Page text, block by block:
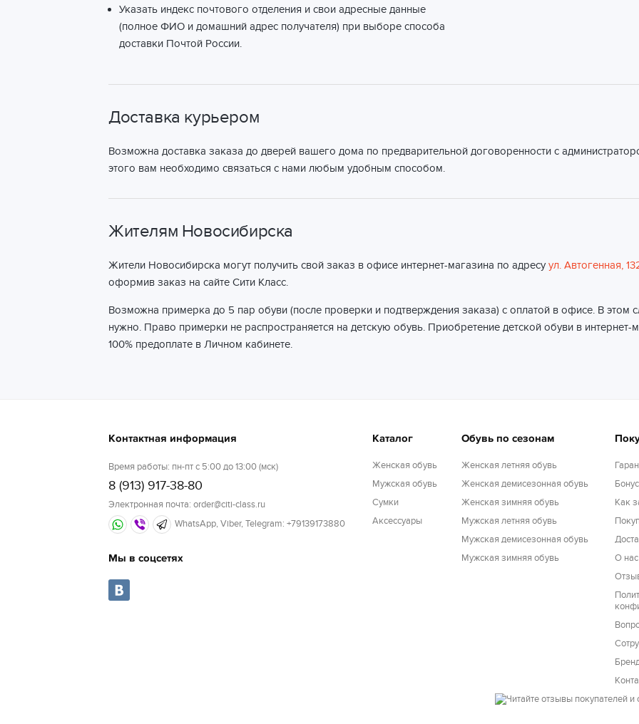
Указать индекс почтового отделения и свои адресные данные
(полное ФИО и домашний адрес получателя) при выборе способа
доставки Почтой России.
Доставка курьером
Возможна доставка заказа до дверей вашего дома по предварительной договоренности с
этого вам необходимо связаться с нами любым удобным способом.
Жителям Новосибирска
Жители Новосибирска могут получить свой заказ в офисе интернет-магазина по адресуул. Автогенная,
оформив заказ на сайте Сити Класс.
Возможна примерка до 5 пар обуви (после проверки и подтверждения заказа) с оплатой в офисе. В этом
нужно. Право примерки не распространяется на детскую обувь. Приобретение детской обуви в
100% предоплате в Личном кабинете.
Контактная информация
Время работы: пн-пт с 5:00 до 13:00 (мск)
8 (913) 917-38-80
Электронная почта: order@citi-class.ru
WhatsApp, Viber, Telegram: +79139173880
Мы в соцсетях
Каталог
Женская обувь
Мужская обувь
Cумки
Аксессуары
Обувь по сезонам
Женская летняя обувь
Женская демисезонная обувь
Женская зимняя обувь
Мужская летняя обувь
Мужская демисезонная обувь
Мужская зимняя обувь
Как
О нас